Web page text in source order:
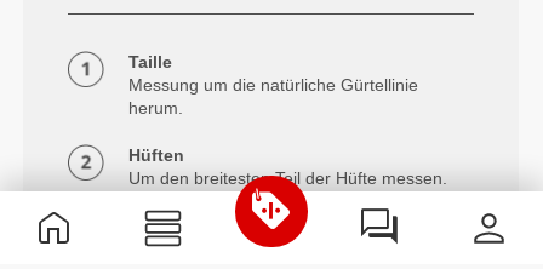
Taille
Messung um die natürliche Gürtellinie
herum.
Hüften
Um den breitesten Teil der Hüfte messen.
Innennaht
Gemessen vom Schritt bis unter die